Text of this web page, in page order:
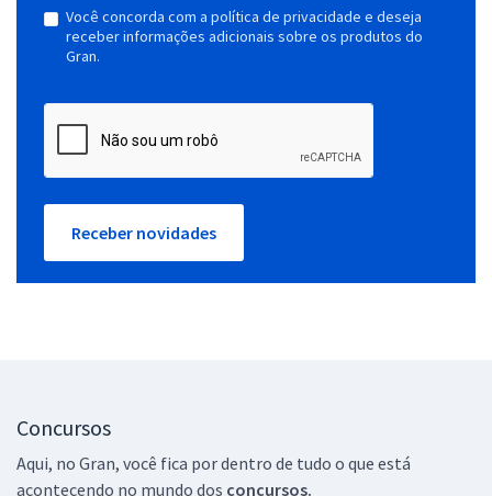
Você concorda com a política de privacidade e deseja
receber informações adicionais sobre os produtos do
Gran.
Receber novidades
Concursos
Aqui, no Gran, você fica por dentro de tudo o que está
acontecendo no mundo dos concursos.